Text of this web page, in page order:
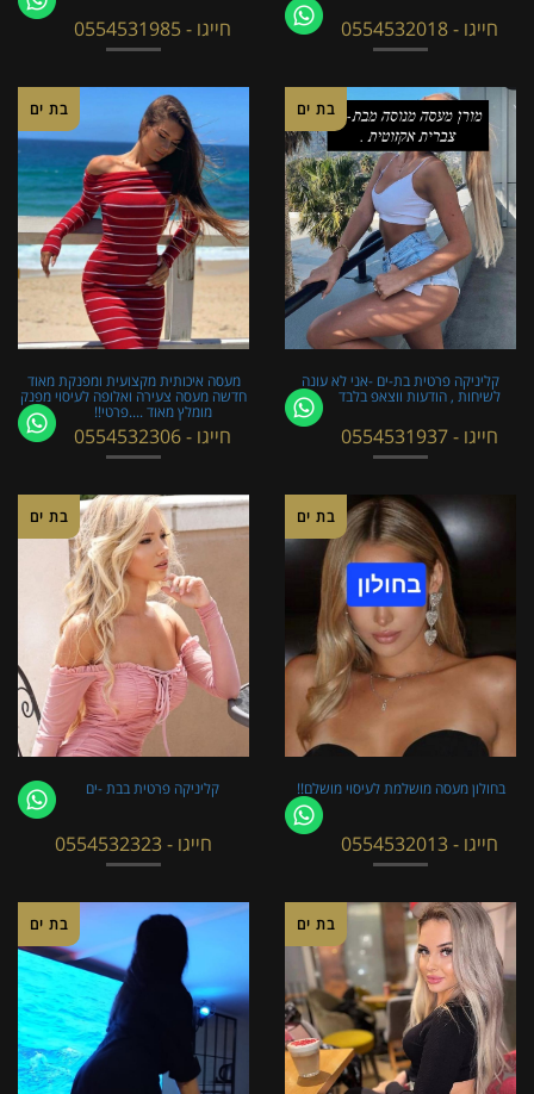
חייגו - 0554531985 חייגו - 0554532018
בת ים
מעסה איכותית מקצועית ומפנקת מאוד
חדשה מעסה צעירה ואלופה לעיסוי מפנק
מומלץ מאוד ....פרטי!!
חייגו - 0554532306
בת ים
קליניקה פרטית בת-ים -אני לא עונה
לשיחות , הודעות ווצאפ בלבד
חייגו - 0554531937
בת ים
קליניקה פרטית בבת -ים
חייגו - 0554532323
בת ים
בחולון מעסה מושלמת לעיסוי מושלם!!
חייגו - 0554532013
בת ים בת ים